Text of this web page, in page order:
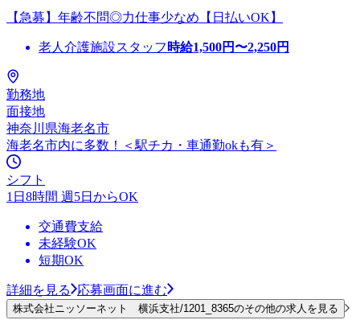
【急募】年齢不問◎力仕事少なめ【日払いOK】
老人介護施設スタッフ 時給1,500円〜2,250円
勤務地
面接地
神奈川県海老名市
海老名市内に多数！＜駅チカ・車通勤okも有＞
シフト
1日8時間 週5日からOK
交通費支給
未経験OK
短期OK
詳細を見る 応募画面に進む
株式会社ニッソーネット 横浜支社/1201_8365のその他の求人を見る